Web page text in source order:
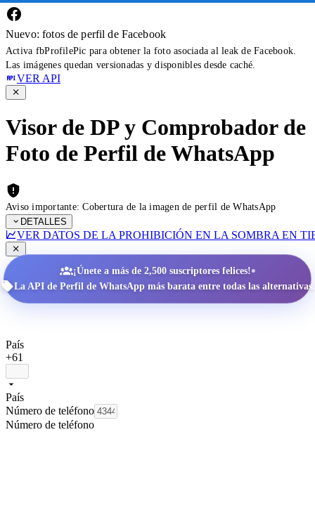
Nuevo: fotos de perfil de Facebook
Activa fbProfilePic para obtener la foto asociada al leak de Facebook.
Las imágenes quedan versionadas y disponibles desde caché.
VER API
Visor de DP y Comprobador de
Foto de Perfil de WhatsApp
Aviso importante: Cobertura de la imagen de perfil de WhatsApp
DETALLES
VER DATOS DE LA PROHIBICIÓN EN LA SOMBRA EN
¡Únete a más de 2,500 suscriptores felices!•
La API de Perfil de WhatsApp más barata entre todas las alternativas.
País
+61
País
Número de teléfono
Número de teléfono